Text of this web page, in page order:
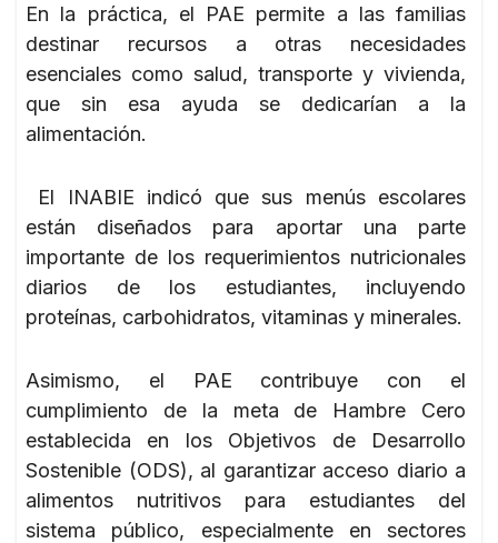
En la práctica, el PAE permite a las familias
destinar recursos a otras necesidades
esenciales como salud, transporte y vivienda,
que sin esa ayuda se dedicarían a la
alimentación.
El INABIE indicó que sus menús escolares
están diseñados para aportar una parte
importante de los requerimientos nutricionales
diarios de los estudiantes, incluyendo
proteínas, carbohidratos, vitaminas y minerales.
Asimismo, el PAE contribuye con el
cumplimiento de la meta de Hambre Cero
establecida en los Objetivos de Desarrollo
Sostenible (ODS), al garantizar acceso diario a
alimentos nutritivos para estudiantes del
sistema público, especialmente en sectores